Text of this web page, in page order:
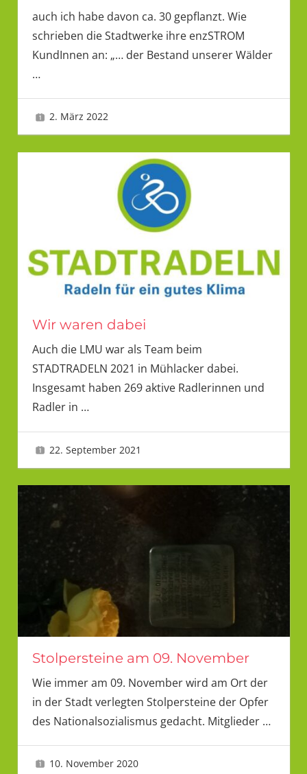
auch ich habe davon ca. 30 gepflanzt. Wie
schrieben die Stadtwerke ihre enzSTROM
KundInnen an: „… der Bestand unserer Wälder
…
2. März 2022
Wir waren dabei
Auch die LMU war als Team beim
STADTRADELN 2021 in Mühlacker dabei.
Insgesamt haben 269 aktive Radlerinnen und
Radler in …
22. September 2021
Stolpersteine am 09. November
Wie immer am 09. November wird am Ort der
in der Stadt verlegten Stolpersteine der Opfer
des Nationalsozialismus gedacht. Mitglieder …
10. November 2020